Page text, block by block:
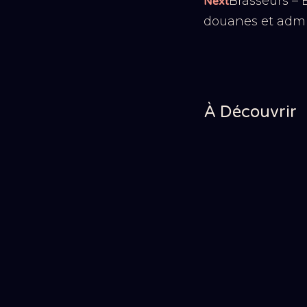
douanes et
À Découvrir